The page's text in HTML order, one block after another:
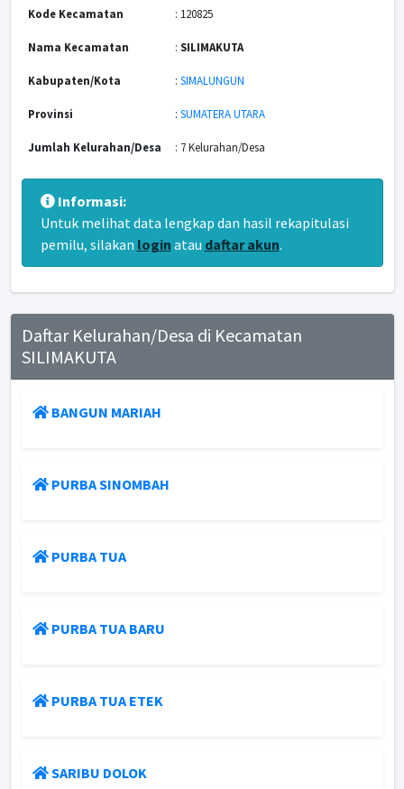
Kode Kecamatan : 120825
Nama Kecamatan : SILIMAKUTA
Kabupaten/Kota : SIMALUNGUN
Provinsi : SUMATERA UTARA
Jumlah Kelurahan/Desa : 7 Kelurahan/Desa
Informasi:
Untuk melihat data lengkap dan hasil rekapitulasi
pemilu, silakan login atau daftar akun.
Daftar Kelurahan/Desa di Kecamatan
SILIMAKUTA
BANGUN MARIAH
PURBA SINOMBAH
PURBA TUA
PURBA TUA BARU
PURBA TUA ETEK
SARIBU DOLOK